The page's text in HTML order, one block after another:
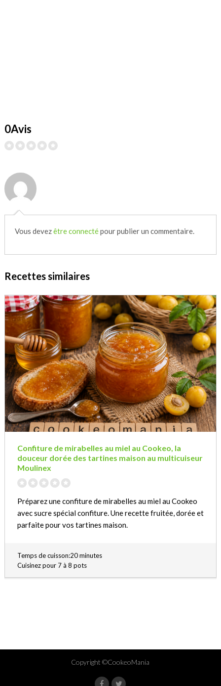
0Avis
Vous devezêtre connectépour publier un commentaire.
Recettes similaires
Confiture de mirabelles au miel au Cookeo, la
douceur dorée des tartines maison au multicuiseur
Moulinex
Préparez une confiture de mirabelles au miel au Cookeo
avec sucre spécial confiture. Une recette fruitée, dorée et
parfaite pour vos tartines maison.
Temps de cuisson:20 minutes
Cuisinez pour 7 à 8 pots
Copyright ©CookeoMania